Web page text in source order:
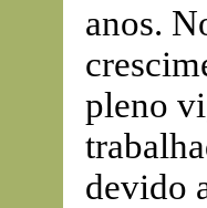
anos.
pleno
devido